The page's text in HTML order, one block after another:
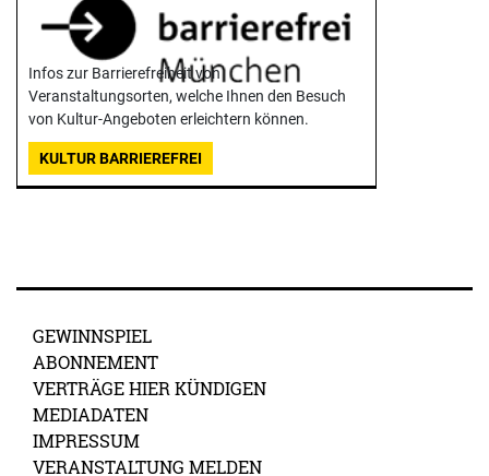
Infos zur Barrierefreiheit von
Veranstaltungsorten, welche Ihnen den Besuch
von Kultur-Angeboten erleichtern können.
KULTUR BARRIEREFREI
GEWINNSPIEL
ABONNEMENT
VERTRÄGE HIER KÜNDIGEN
MEDIADATEN
IMPRESSUM
VERANSTALTUNG MELDEN